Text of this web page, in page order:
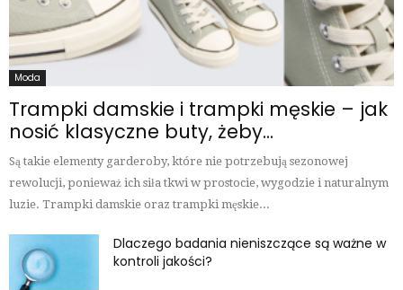
Moda
Trampki damskie i trampki męskie – jak
nosić klasyczne buty, żeby...
Są takie elementy garderoby, które nie potrzebują sezonowej
rewolucji, ponieważ ich siła tkwi w prostocie, wygodzie i naturalnym
luzie. Trampki damskie oraz trampki męskie...
Dlaczego badania nieniszczące są ważne w
kontroli jakości?